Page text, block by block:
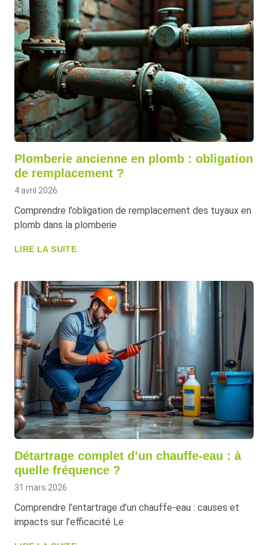
Plomberie ancienne en plomb : obligation
de remplacement ?
4 avril 2026
Comprendre l’obligation de remplacement des tuyaux en
plomb dans la plomberie
LIRE LA SUITE
Détartrage complet d’un chauffe-eau : à
quelle fréquence ?
31 mars 2026
Comprendre l’entartrage d’un chauffe-eau : causes et
impacts sur l’efficacité Le